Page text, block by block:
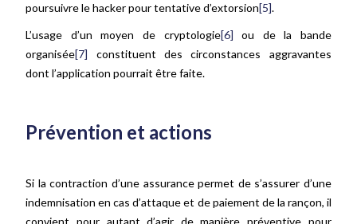
poursuivre le hacker pour tentative d’extorsion[5].
L’usage d’un moyen de cryptologie[6] ou de la bande
organisée[7] constituent des circonstances aggravantes
dont l’application pourrait être faite.
Prévention et actions
Si la contraction d’une assurance permet de s’assurer d’une
indemnisation en cas d’attaque et de paiement de la rançon, il
convient pour autant d’agir de manière préventive pour